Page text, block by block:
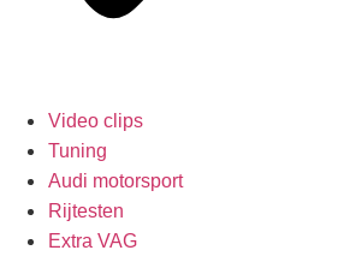
Video clips
Tuning
Audi motorsport
Rijtesten
Extra VAG